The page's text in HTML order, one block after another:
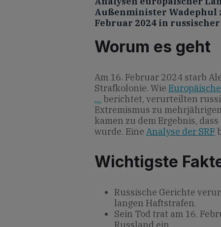
Außenminister Wadephul
Februar 2024 in
Worum es geht
Am 16. Februar 2024 starb
Strafkolonie. Wie
… berichtet, verurteilten
Extremismus zu
kamen zu dem Ergebnis,
wurde. Eine Analyse der SRF
Wichtigste
Russische Gerichte
langen Haftstrafen.
Sein Tod trat am 16.